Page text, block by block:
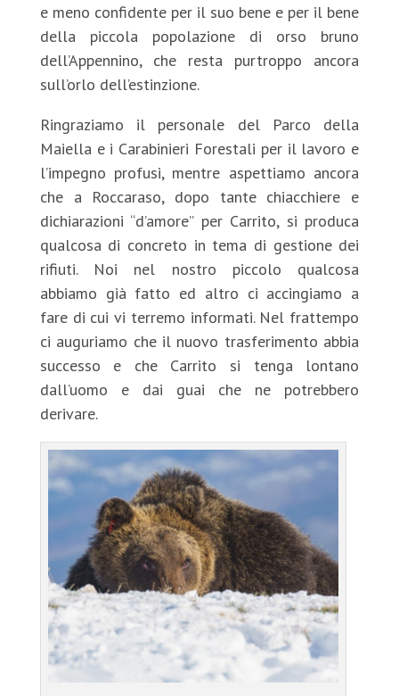
e meno confidente per il suo bene e per il bene
della piccola popolazione di orso bruno
dell’Appennino, che resta purtroppo ancora
sull’orlo dell’estinzione.
Ringraziamo il personale del Parco della
Maiella e i Carabinieri Forestali per il lavoro e
l’impegno profusi, mentre aspettiamo ancora
che a Roccaraso, dopo tante chiacchiere e
dichiarazioni “d’amore” per Carrito, si produca
qualcosa di concreto in tema di gestione dei
rifiuti. Noi nel nostro piccolo qualcosa
abbiamo già fatto ed altro ci accingiamo a
fare di cui vi terremo informati. Nel frattempo
ci auguriamo che il nuovo trasferimento abbia
successo e che Carrito si tenga lontano
dall’uomo e dai guai che ne potrebbero
derivare.